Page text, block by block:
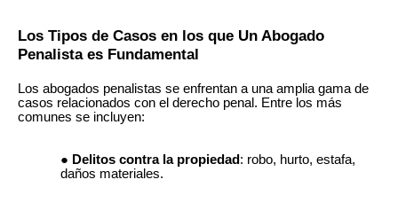
Los Tipos de Casos en los que Un Abogado
Penalista es Fundamental
Los abogados penalistas se enfrentan a una amplia gama de
casos relacionados con el derecho penal. Entre los más
comunes se incluyen:
Delitos contra la propiedad : robo, hurto, estafa,
daños materiales.